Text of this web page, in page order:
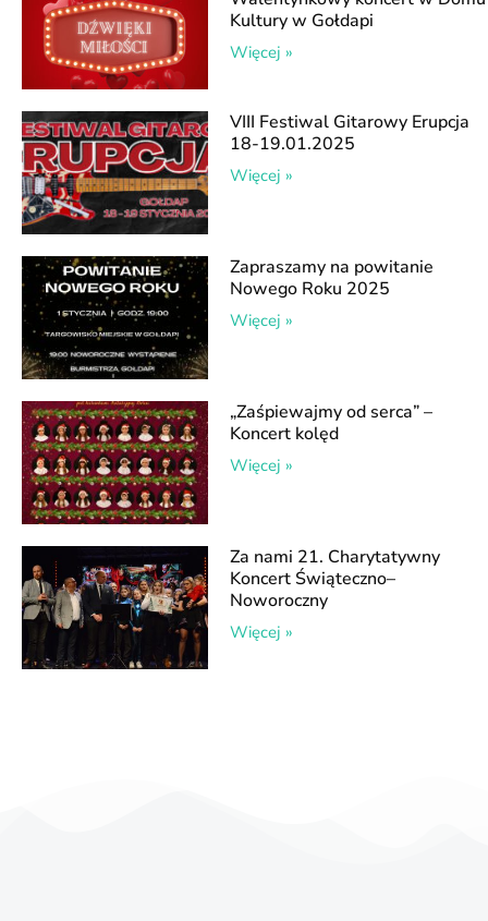
Kultury w Gołdapi
Więcej »
VIII Festiwal Gitarowy Erupcja
18-19.01.2025
Więcej »
Zapraszamy na powitanie
Nowego Roku 2025
Więcej »
„Zaśpiewajmy od serca” –
Koncert kolęd
Więcej »
Za nami 21. Charytatywny
Koncert Świąteczno–
Noworoczny
Więcej »